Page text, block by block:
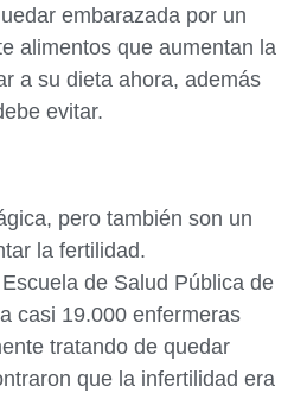
embarazada por un
alimentos que aumentan la
a su dieta ahora, además
evitar.
pero también son un
la fertilidad.
de Salud Pública de
casi 19.000 enfermeras
tratando de quedar
que la infertilidad era